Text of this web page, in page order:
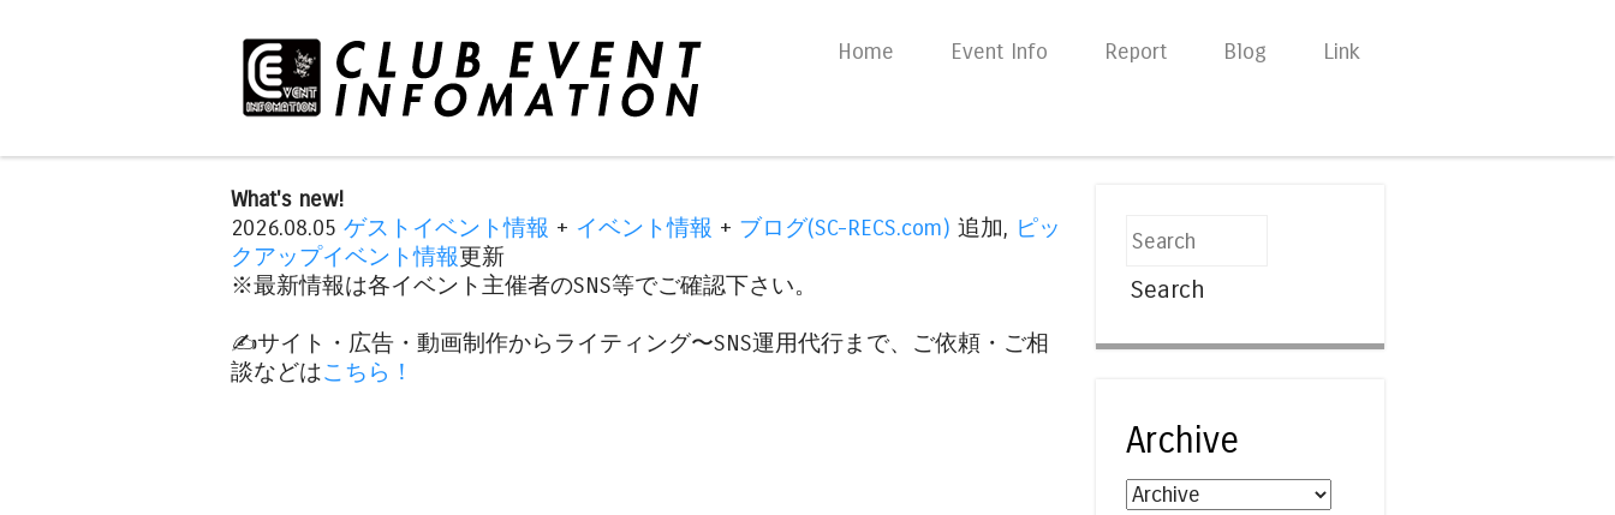
Skip to content
Home Event Info Report Blog Link
What's new!
2026.08.05 ゲストイベント情報 + イベント情報 + ブログ(SC-RECS.com) 追加, ピッ
クアップイベント情報更新
※最新情報は各イベント主催者のSNS等でご確認下さい。
✍️サイト・広告・動画制作からライティング〜SNS運用代行まで、ご依頼・ご相
談などはこちら！
Search
Archive